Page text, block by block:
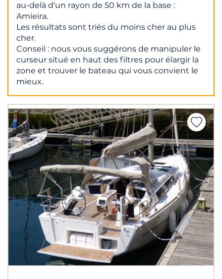
au-delà d'un rayon de 50 km de la base :
Amieira.
Les résultats sont triés du moins cher au plus
cher.
Conseil : nous vous suggérons de manipuler le
curseur situé en haut des filtres pour élargir la
zone et trouver le bateau qui vous convient le
mieux.